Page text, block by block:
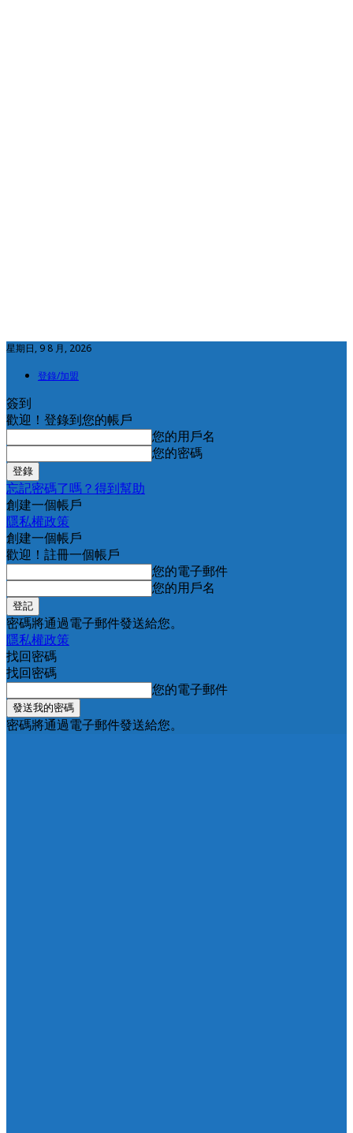
星期日, 9 8 月, 2026
登錄/加盟
簽到
歡迎！登錄到您的帳戶
您的用戶名
您的密碼
忘記密碼了嗎？得到幫助
創建一個帳戶
隱私權政策
創建一個帳戶
歡迎！註冊一個帳戶
您的電子郵件
您的用戶名
密碼將通過電子郵件發送給您。
隱私權政策
找回密碼
找回密碼
您的電子郵件
密碼將通過電子郵件發送給您。